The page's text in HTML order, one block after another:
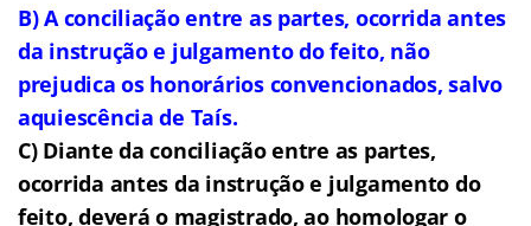
B) A conciliação entre as partes, ocorrida antes
da instrução e julgamento do feito, não
prejudica os honorários convencionados, salvo
aquiescência de Taís.
C) Diante da conciliação entre as partes,
ocorrida antes da instrução e julgamento do
feito, deverá o magistrado, ao homologar o